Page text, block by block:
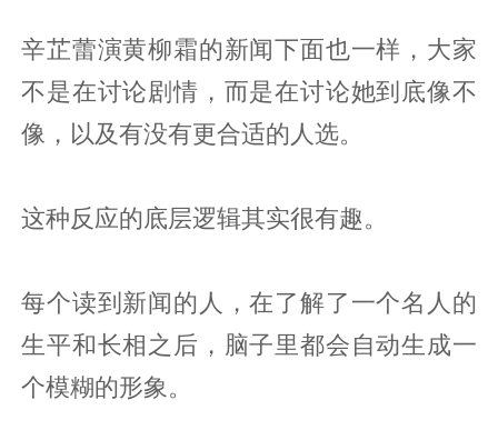
辛芷蕾演黄柳霜的新闻下面也一样，大家
不是在讨论剧情，而是在讨论她到底像不
像，以及有没有更合适的人选。
这种反应的底层逻辑其实很有趣。
每个读到新闻的人，在了解了一个名人的
生平和长相之后，脑子里都会自动生成一
个模糊的形象。